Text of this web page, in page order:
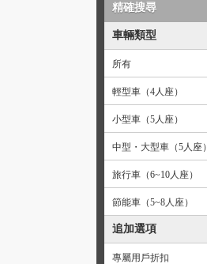
精確搜尋
車輛類型
所有
輕型車（4人座）
小型車（5人座）
中型・大型車（5人座）
旅行車（6~10人座）
節能車（5~8人座）
追加選項
專屬用戶折扣